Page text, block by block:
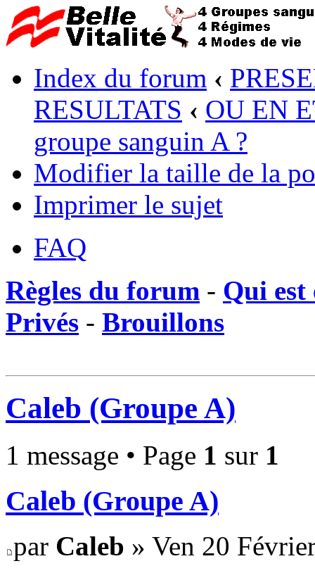
Index du forum ‹
RESULTATS ‹ OU EN
groupe sanguin A ?
Modifier la taille de la
Imprimer le sujet
FAQ
Règles du forum - Qui est
Privés - Brouillons
Caleb (Groupe A)
1 message • Page 1 sur 1
Caleb (Groupe A)
par Caleb » Ven 20